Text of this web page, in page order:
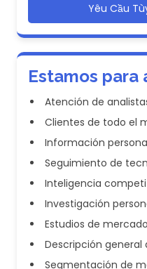
Yêu Cầu
Estamos para
Atención de
Clientes de todo el
Información
Seguimiento de
Inteligencia
Investigación
Estudios de
Descripción general
Segmentación de